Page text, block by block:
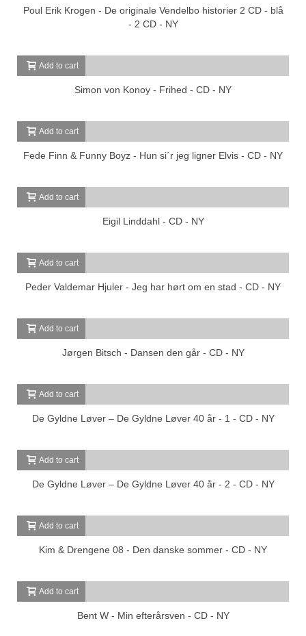
Poul Erik Krogen - De originale Vendelbo historier 2 CD - blå
- 2 CD - NY
Add to cart
Simon von Konoy - Frihed - CD - NY
Add to cart
Fede Finn & Funny Boyz - Hun si´r jeg ligner Elvis - CD - NY
Add to cart
Eigil Linddahl - CD - NY
Add to cart
Peder Valdemar Hjuler - Jeg har hørt om en stad - CD - NY
Add to cart
Jørgen Bitsch - Dansen den går - CD - NY
Add to cart
De Gyldne Løver ‎– De Gyldne Løver 40 år - 1 - CD - NY
Add to cart
De Gyldne Løver ‎– De Gyldne Løver 40 år - 2 - CD - NY
Add to cart
Kim & Drengene 08 - Den danske sommer - CD - NY
Add to cart
Bent W - Min efterårsven - CD - NY